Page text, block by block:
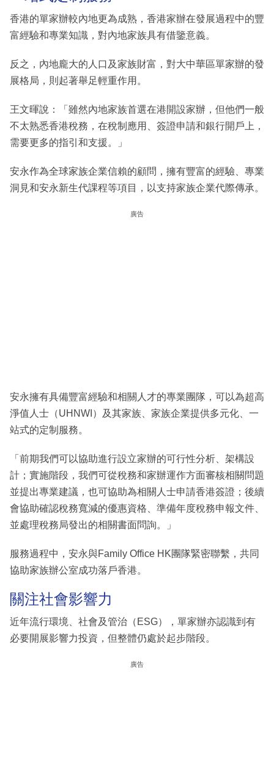
香港的單家辦較內地更為成熟，香港家辦在發展過程中的豐
富經驗和專業知識，對內地家族具有借鑒意義。
反之，內地龐大的人口及家族財富，對大中華區單家辦的發
展格局，則起著舉足輕重作用。
王文暉說：「雖然內地家族首選在港開設家辦，但他們一般
不太熟悉香港稅務，在稅制應用、簽證申請和銀行開戶上，
需要更多的指引和支援。」
安永作為全球家族企業信賴的顧問，擁有豐富的經驗、專業
洞見和安永新生代課程等項目，以支持家族企業代際傳承。
廣告
安永擁有具備豐富經驗和相關人才的專業團隊，可以為超高
淨值人士（UHNWI）及其家族、家族企業提供多元化、一
站式的定制服務。
「前期我們可以協助進行設立家辦的可行性分析、架構設
計；實施階段，我們可從稅務和家辦運作方面審核相關問題
並提出專業建議，也可協助為相關人士申請香港簽證；後續
會協助確認稅務寬減的優惠資格、準備年度稅務申報文件、
並處理稅務局發出的相關書面問詢。」
服務過程中，安永與Family Office HK團隊緊密聯繫，共同
協助家族辦公室成功落戶香港。
關注社會影響力
近年流行環境、社會及管治（ESG），單家辦亦認識到有
必要開展影響力投資，但整體仍處於起步階段。
廣告